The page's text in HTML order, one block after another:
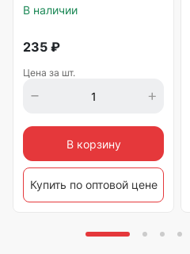
В наличии
235 ₽
Цена за шт.
В корзину
Купить по оптовой цене